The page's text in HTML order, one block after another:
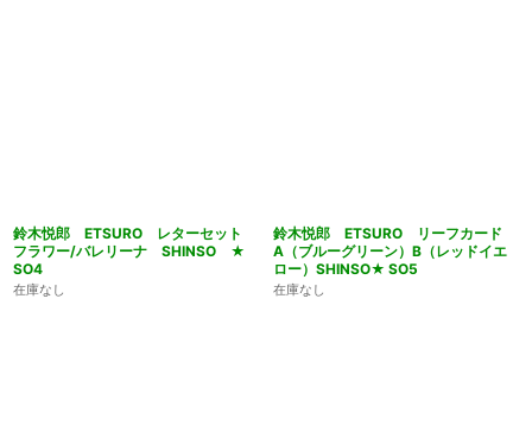
鈴木悦郎 ETSURO レターセット
フラワー/バレリーナ SHINSO ★
SO4
在庫なし
鈴木悦郎 ETSURO リーフカード
A（ブルーグリーン）B（レッドイエ
ロー）SHINSO★ SO5
在庫なし